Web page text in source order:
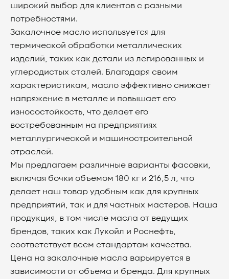
широкий выбор для клиентов с разными
потребностями.
Закалочное масло используется для
термической обработки металлических
изделий, таких как детали из легированных и
углеродистых сталей. Благодаря своим
характеристикам, масло эффективно снижает
напряжение в металле и повышает его
износостойкость, что делает его
востребованным на предприятиях
металлургической и машиностроительной
отраслей.
Мы предлагаем различные варианты фасовки,
включая бочки объемом 180 кг и 216,5 л, что
делает наш товар удобным как для крупных
предприятий, так и для частных мастеров. Наша
продукция, в том числе масла от ведущих
брендов, таких как Лукойл и Роснефть,
соответствует всем стандартам качества.
Цена на закалочные масла варьируется в
зависимости от объема и бренда. Для крупных